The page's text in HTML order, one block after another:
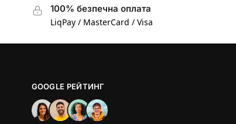
100% безпечна оплата
LiqPay / MasterCard / Visa
GOOGLE РЕЙТИНГ